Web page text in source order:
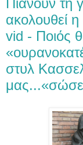
Πιάνουν τη
ακολουθεί
vid - Ποιός
στυλ